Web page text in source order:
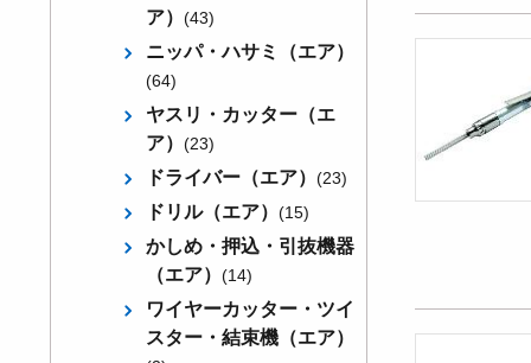
ア） (43)
ニッパ・ハサミ（エア）
(64)
ヤスリ・カッター（エ
ア） (23)
ドライバー（エア） (23)
ドリル（エア） (15)
かしめ・押込・引抜機器
（エア） (14)
ワイヤーカッター・ツイ
スター・結束機（エア）